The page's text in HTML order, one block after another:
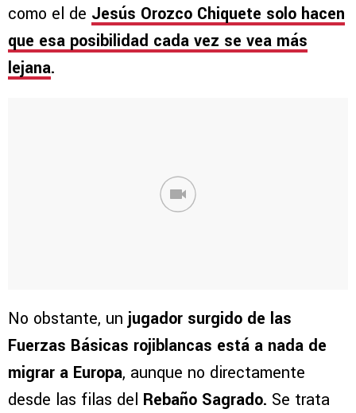
como el de Jesús Orozco Chiquete solo hacen
que esa posibilidad cada vez se vea más
lejana.
No obstante, un jugador surgido de las
Fuerzas Básicas rojiblancas está a nada de
migrar a Europa, aunque no directamente
desde las filas del Rebaño Sagrado. Se trata